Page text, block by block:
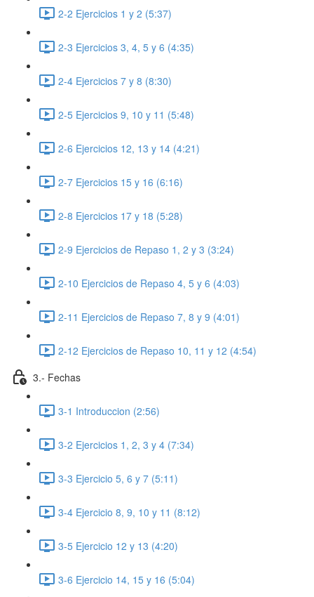
2-2 Ejercicios 1 y 2 (5:37)
2-3 Ejercicios 3, 4, 5 y 6 (4:35)
2-4 Ejercicios 7 y 8 (8:30)
2-5 Ejercicios 9, 10 y 11 (5:48)
2-6 Ejercicios 12, 13 y 14 (4:21)
2-7 Ejercicios 15 y 16 (6:16)
2-8 Ejercicios 17 y 18 (5:28)
2-9 Ejercicios de Repaso 1, 2 y 3 (3:24)
2-10 Ejercicios de Repaso 4, 5 y 6 (4:03)
2-11 Ejercicios de Repaso 7, 8 y 9 (4:01)
2-12 Ejercicios de Repaso 10, 11 y 12 (4:54)
3.- Fechas
3-1 Introduccion (2:56)
3-2 Ejercicios 1, 2, 3 y 4 (7:34)
3-3 Ejercicio 5, 6 y 7 (5:11)
3-4 Ejercicio 8, 9, 10 y 11 (8:12)
3-5 Ejercicio 12 y 13 (4:20)
3-6 Ejercicio 14, 15 y 16 (5:04)